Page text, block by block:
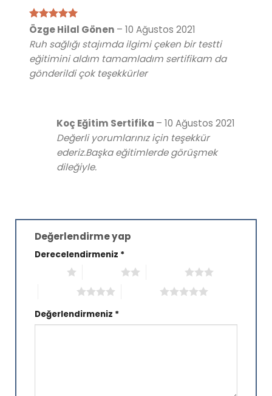
5 üzerinden
oy aldı
Özge Hilal Gönen – 10 Ağustos 2021
Ruh sağlığı stajımda ilgimi çeken bir testti
eğitimini aldım tamamladım sertifikam da
gönderildi çok teşekkürler
Koç Eğitim Sertifika – 10 Ağustos 2021
Değerli yorumlarınız için teşekkür
ederiz.Başka eğitimlerde görüşmek
dileğiyle.
Değerlendirme yap
Derecelendirmeniz *
Değerlendirmeniz *